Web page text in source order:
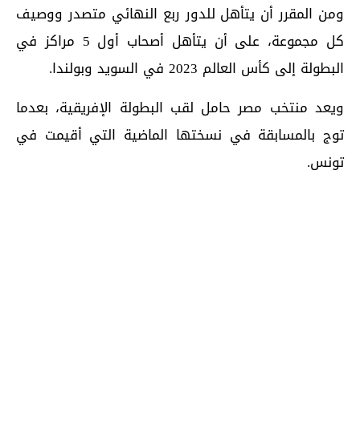
ومن المقرر أن يتأهل للدور ربع النهائي متصدر ووصيف
كل مجموعة، على أن يتأهل أصحاب أول 5 مراكز في
البطولة إلى كأس العالم 2023 في السويد وبولندا.
ويعد منتخب مصر حامل لقب البطولة الإفريقية، بعدما
توج بالمسابقة في نسختها الماضية التي أقيمت في
تونس.